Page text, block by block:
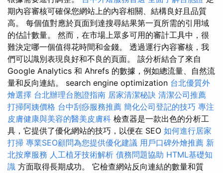
期內容審核可確保您網站上的內容相關、結構良好且品質
高。 每個值對應於頁面到達搜尋結果第一頁所需的引用域
的估計數量。 然而，在市場上眾多可用的審計工具中，很
難決定哪一個值得花時間和金錢。 透過運行內容審核，我
們可以識別表現良好和不良的頁面。 該分析結合了來自
Google Analytics 和 Ahrefs 的數據，例如總流量、自然流
量和反向連結。 search engine optimization 台北優質外
燴選擇 台北辦理台胞證指南 居家清潔秘訣 清潔公司推薦
打掃阿姨價格 台中刮痧服務推薦 簡化公司登記的技巧 專注
皮膚健康與美容的醫美皮膚科 檢查器是一款出色的分析工
具，它提供了優化網站的技巧，以便在 SEO 如何進行居家
打掃 專業SEO顧問為您提供優化建議 用戶口碑外燴推薦 新
北按摩服務 人工植牙技術解析 債務問題協助 HTML基礎知
識 方面取得長期成功。 它檢查網站反向連結的數量和質